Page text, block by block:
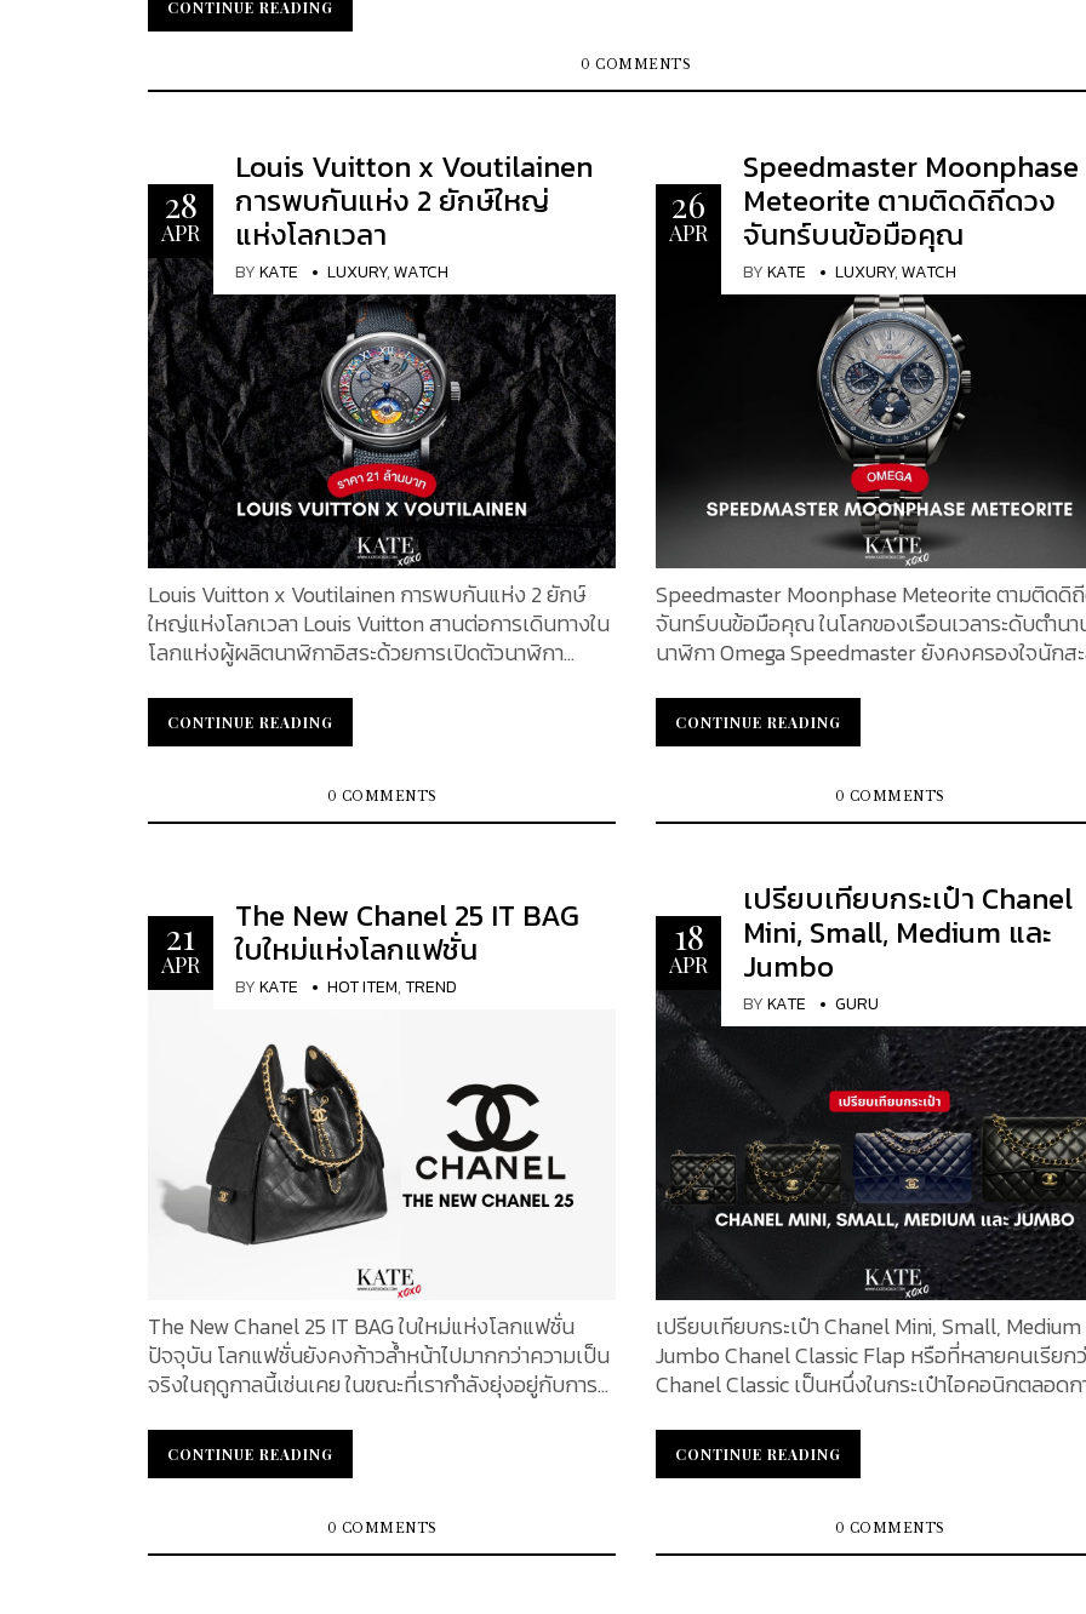
Dior โดดเด่นด้วยเส้นสายที่พลิ้วไหวและยืดหยุ่น ซึ่งรับประกันความสง่างามร่วมสมัย โดยมี Rosamund Pike นัก
แสดงหญิงชาวอังกฤษมาเป็นโฆษกให้กับ Dior และเป็นผู้นําเสนอคุณสมบัติต่างๆ ของกระเป๋ารุ่นใหม่นี้ในรูปแบบที่
แตกต่างไปจากการโฆษณา โดยกระเป๋ารุ่นนี้เป็นเสมือนเพื่อนคู่ใจที่ผสมผสานความสง่างามและเสรีภาพในการ
ประดับด้วยตัวอักษร “CD” ซึ่งเป็นเครื่องประดับล้ำค่าที่เปิดและปิดได้ง่าย ถือเป็นสิ่งที่ปรารถนาอย่างไม่ซ้ำใคร กระเป๋า
รุ่นนี้เป็นเสมือนเพื่อนคู่ใจที่ผสมผสานความสง่างามและเสรีภาพในการเคลื่อนไหวเข้าด้วยกัน นอกจากนี้ยังมี
Kapoor ดาราชาวอินเดีย ที่สวมบทบาทเป็นหัวหน้าบรรณาธิการที่อยู่ภายใต้ความกดดัน พร้อมกับ Zheng Qinwen
แชมป์เทนนิสโอลิมปิกที่คนใหม่ล่าสุด, Camille Cottin และ Deva Cassel ที่กำลังฝึกซ้อมหรือทําสมาธิอย่างจดจ่อ แ
Anyier...
CONTINUE READING
CONTINUE READING
0 COMMENTS
28
APR
Louis Vuitton x Voutilainen
การพบกันแห่ง 2 ยักษ์ใหญ่
แห่งโลกเวลา
BYKATE LUXURY,WATCH
Louis Vuitton x Voutilainen การพบกันแห่ง 2 ยักษ์
ใหญ่แห่งโลกเวลา Louis Vuitton สานต่อการเดินทางใน
โลกแห่งผู้ผลิตนาฬิกาอิสระด้วยการเปิดตัวนาฬิกา
Voutilainen การผสมผสานระหว่างความชำนาญอันโดด
เด่นในการผลิตนาฬิกาภายใต้ความร่วมมือในครั้งนี้ถือ
โดยเป็นการผสมผสานระหว่างความชำนาญด้านการ
ผลิตนาฬิกาอันยอดเยี่ยม นาฬิกา LVKV-02 GMR 6 ที่
ความสามารถพิเศษของเวิร์กช็อป Voutilainen กับ La
Fabrique du Temps Louis Vuitton เข้าไว้ด้วยกันเพื่อ
รังสรรค์คอลเลกชันนาฬิกาที่จำกัดจำนวนเพียง 5 เรือน
เท่านั้น ทำให้คอลเล็กชั่นนี้ ไม่เป็นเพียงแค่นาฬิกา GMT
นำทุกท่านไปยลโฉม อีกหนึ่งสุดยอดงานศิลปะแห่งโลก
เวลานี้ไปพร้อมกัน A Watchmaking Creation
Steeped in Heritage นาฬิกาของ Louis Vuitton นอก
เหนือจากคอลเลกชั่นคลาสสิกอย่างนาฬิกา Tambour,
Spin Time และ Escale แล้ว แบรนด์นี้ยังแสดงให้เห็น
ถึงความเชี่ยวชาญที่น่าประทับใจในการผลิตนาฬิการะดับ
สูงด้วยนาฬิการุ่นออโตมาตาและเมติเยร์ส ดาร์ต แต่ยังมี
ความสัมพันธ์อันแน่นแฟ้นกับผู้ผลิตนาฬิกาอิสระ เช่น
รางวัล Louis Vuitton Watch Prize for Independent
Creatives หรือการเปิดตัวแบรนด์ Gerald Genta และ
Daniel Roth อีกครั้งเมื่อไม่นานนี้ และสุดท้าย ยังมีการ
ร่วมมือกันระหว่าง Louis Vuitton และผู้ผลิตนาฬิกา
อิสระที่มีชื่อเสียงที่สุดบางราย...
CONTINUE READING
CONTINUE READING
0 COMMENTS
26
APR
Speedmaster Moonphase
Meteorite ตามติดดิถีดวง
จันทร์บนข้อมือคุณ
BYKATE LUXURY,WATCH
Speedmaster Moonphase Meteorite ตามติดดิ
จันทร์บนข้อมือคุณ ในโลกของเรือนเวลาระดับตำน
นาฬิกา Omega Speedmaster ยังคงครองใจนักส
2025 นี้ Omega ได้เปิดตัวผลงานใหม่ล่าสุดที่เรียกเสี
ฮือฮาในวงการอีกครั้ง กับรุ่น Speedmaster
ผสานความล้ำค่าและเรื่องราวจากนอกโลกไว้ในเรือน
เดียว เรือนเวลารุ่นใหม่นี้ไม่เพียงแต่งดงามในแง่ดีไซน์
ทายาทแห่งจักรวาลของ Speedmaster ที่ทุกคนรอค
หากคุณคือผู้หลงใหลในเรื่องราวของดวงจันทร์และ
ศิลปะของเวลา นี่คือเรือนเวลาที่ควรจับตามองเป็นพิ
ในปีนี้ และ KATEXOXO จะพาคุณไปทำความรู้จักนาฬิ
แห่งประวัติศาสตร์เรือนนี้ให้มากขึ้น Speedmaster
Moonphase : อุกกาบาตในสองรูปแบบ นับตั้งแต่การลง
จอดบนดวงจันทร์ในปี ค.ศ. 1969 OMEGA
Speedmaster ยังคงรักษาสายสัมพันธ์อันเป็นนิรัน
กับท้องฟ้าในยามค่ำคืน ในปัจจุบัน ตำนานนี้ได้ก้าวไ
ขั้นด้วย Speedmaster Moonphase Meteorite ซึ่
เสนอในรุ่นสแตนเลสสตีลพิเศษขนาด 43 มม. ถึงส
ที่สามารถแสดงข้างขึ้นข้างแรมจากซีกโลกทั้งสอง
Speedmaster หนึ่งในนาฬิกาที่โด่งดังที่สุดของ
OMEGA และได้เป็นส่วนหนึ่งของภารกิจในการเดิน
ไปยังดวงจันทร์ทั้ง 6 ภารกิจ นาฬิกา Moonphase
43 มิลลิเมตร พร้อมดวงจันทร์สองดวงที่รังสรรค์
อุกกาบาตดวงจันทร์ของแท้นี้เป็นที่ระลึกอันน่าประทับ
ให้แก่ตำนานอันโดดเด่น มาพร้อมกับหน้าปัด 2 แบบ คือ
เข็มชั่วโมงและนาทีเคลือบสีน้ำเงินรวมถึงหลักชั่วโมง
จากไวท์โกลด์ 18K เข็มนาฬิกาบนสองหน้าปัดย่อยถูก
และหน้าปัดที่ทำจากแผ่นอุกกาบาตเคลือบ PVD สีดำ
มาพร้อมเข็มชั่วโมงและเข็มนาทีรวมถึงหลักชั่วโมง
CONTINUE READING
CONTINUE READING
0 COMMENTS
21
APR
The New Chanel 25 IT BAG
ใบใหม่แห่งโลกแฟชั่น
BYKATE HOT ITEM,TREND
The New Chanel 25 IT BAG ใบใหม่แห่งโลกแฟชั่น
ปัจจุบัน โลกแฟชั่นยังคงก้าวล้ำหน้าไปมากกว่าความเป็น
จริงในฤดูกาลนี้เช่นเคย ในขณะที่เรากำลังยุ่งอยู่กับการ
ร้อน ตอนนี้มีกระเป๋ามากมายให้เลือกสรรเพื่อตอบสนอง
ความต้องการในปัจจุบันของเรา กระเป๋ารุ่นใหม่ล่าสุดจาก
แบบคลาสสิกและฟังก์ชันการใช้งานได้อย่างลงตัว
Chanel 25 ในช่วงไม่กี่ปีที่ผ่านมา ชื่อกระเป๋าใหม่ของ
CONTINUE READING
CONTINUE READING
0 COMMENTS
18
APR
เปรียบเทียบกระเป๋า Chanel
Mini, Small, Medium และ
Jumbo
BYKATE GURU
เปรียบเทียบกระเป๋า Chanel Mini, Small, Medium
Jumbo Chanel Classic Flap หรือที่หลายคนเรียก
Chanel Classic เป็นหนึ่งในกระเป๋าไอคอนิกตลอด
จุดเด่นของกระเป๋ารุ่นนี้คือดีไซน์เหนือกาลเวลา หรูหรา
สง่างาม และสามารถใช้ได้ทั้งกลางวันและกลางคืน โด
โจทย์ทุกไลฟ์สไตล์ แต่เมื่อพูดถึง Mini, Small,
และ Jumbo ก็อาจทำให้หลายคนลังเลว่า "ขนาดไหน
CONTINUE READING
CONTINUE READING
0 COMMENTS